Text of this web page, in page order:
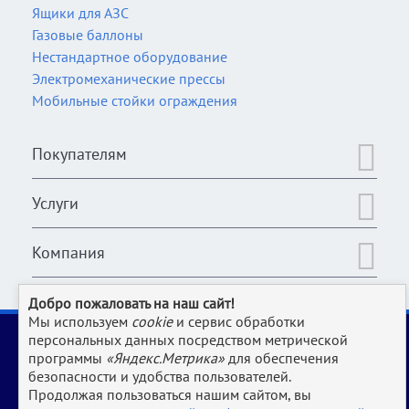
Ящики для АЗС
Газовые баллоны
Нестандартное оборудование
Электромеханические прессы
Мобильные стойки ограждения
Покупателям
Услуги
Компания
2006-2026 © Оборудование для магазина, супермаркета,
кафе, бара, ресторана, столовой, прачки и клининга и пр.
производств | www.Uliss-Trade.ru
Обращаем ваше внимание на то, что данный интернет-сайт носит
исключительно информационный характер и ни при каких условиях не
Добро пожаловать на наш сайт!
Мы используем cookieи сервис обработки
персональных данных посредством метрической
программы «Яндекс.Метрика» для обеспечения
безопасности и удобства пользователей.
Продолжая пользоваться нашим сайтом, вы